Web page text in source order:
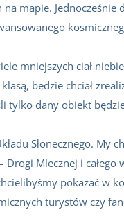
mapie. Jednocześnie
mniejszych ciał
będzie chciał
tylko dany obiekt
Słonecznego. My
Drogi Mlecznej i całego
pokazać w
turystów czy